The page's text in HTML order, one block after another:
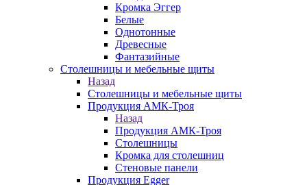
Кромка Эггер
Белые
Однотонные
Древесные
Фантазийные
Столешницы и мебельные щиты
Назад
Столешницы и мебельные щиты
Продукция АМК-Троя
Назад
Продукция АМК-Троя
Столешницы
Кромка для столешниц
Стеновые панели
Продукция Egger